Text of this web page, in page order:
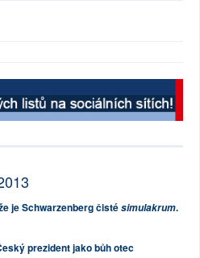
je Schwarzenberg čistésimulakrum.
prezident jako bůh otec